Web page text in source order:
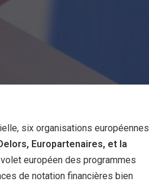
six organisations européennes
Europartenaires, et la
européen des programmes
de notation financières bien